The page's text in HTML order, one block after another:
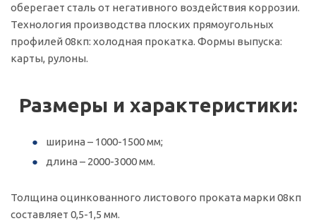
оберегает сталь от негативного воздействия коррозии.
Технология производства плоских прямоугольных
профилей 08кп: холодная прокатка. Формы выпуска:
карты, рулоны.
Размеры и характеристики:
ширина – 1000-1500 мм;
длина – 2000-3000 мм.
Толщина оцинкованного листового проката марки 08кп
составляет 0,5-1,5 мм.